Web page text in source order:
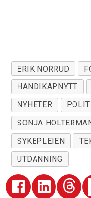
ERIK NORRUD
HANDIKAPNYTT
NYHETER
SONJA
SYKEPLEIEN
UTDANNING